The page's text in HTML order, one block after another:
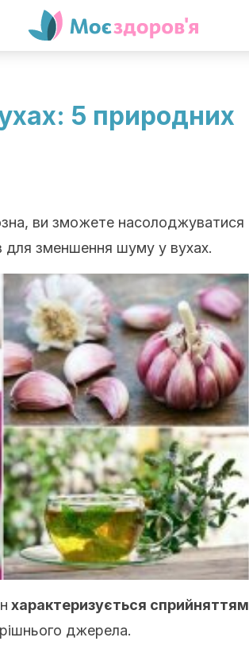
5 природних
ви зможете насолоджуватися
для зменшення шуму у вухах.
характеризується сприйняттям
джерела.